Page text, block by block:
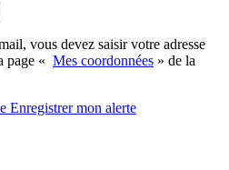
vous devez saisir votre adresse
page « Mes coordonnées » de la
Enregistrermon alerte